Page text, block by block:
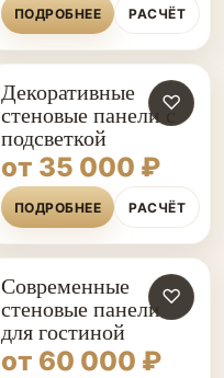
ПОДРОБНЕЕ РАСЧЁТ
♡
Декоративные
стеновые панели с
подсветкой
от 35 000 ₽
ПОДРОБНЕЕ РАСЧЁТ
♡
Современные
стеновые панели
для гостиной
от 60 000 ₽